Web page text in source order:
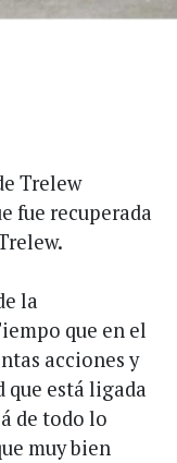
Trelew
fue recuperada
la
que en el
acciones y
que está ligada
de todo lo
muy bien